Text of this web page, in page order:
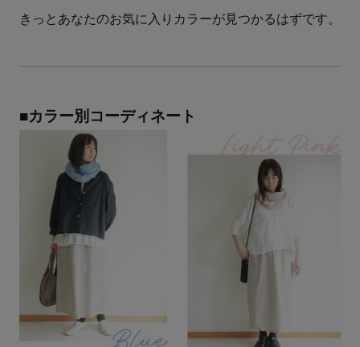
きっとあなたのお気に入りカラーが見つかるはずです。
■カラー別コーディネート